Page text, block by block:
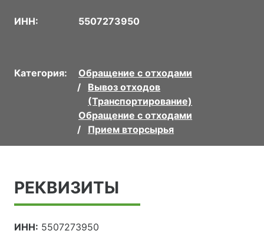
ИНН: 5507273950
Категория:
Обращение с отходами
Вывоз отходов
(Транспортирование)
Обращение с отходами
Прием вторсырья
РЕКВИЗИТЫ
ИНН: 5507273950